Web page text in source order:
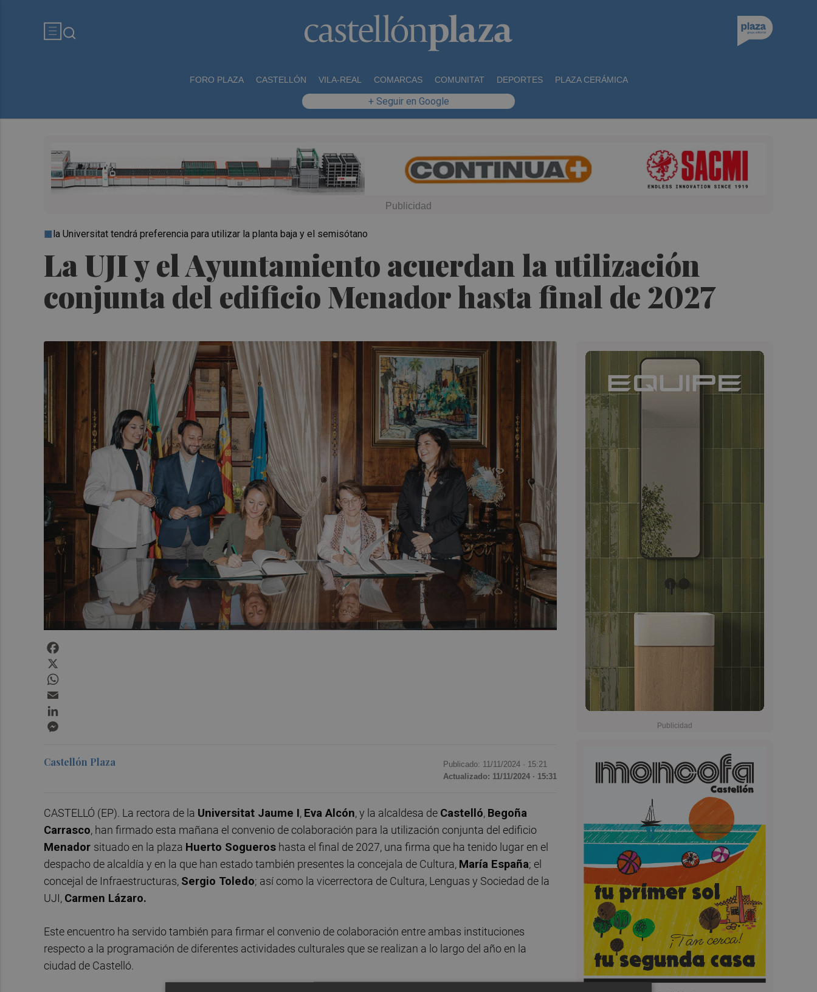
FORO PLAZA CASTELLÓN VILA-REAL COMARCAS COMUNITAT DEPORTES PLAZA CERÁMICA
+ Seguir en Google
La UJI y el Ayuntamiento acuerdan la utilización
conjunta del edificio Menador hasta final de 2027
la Universitat tendrá preferencia para utilizar la planta baja y el semisótano
Castellón Plaza Publicado: 11/11/2024 · 15:21
Actualizado: 11/11/2024 · 15:31
CASTELLÓ (EP). La rectora de la Universitat Jaume I, Eva Alcón, y la alcaldesa de Castelló, Begoña
Carrasco, han firmado esta mañana el convenio de colaboración para la utilización conjunta del edificio
Menador situado en la plaza Huerto Sogueros hasta el final de 2027, una firma que ha tenido lugar en el
despacho de alcaldía y en la que han estado también presentes la concejala de Cultura, María España; el
concejal de Infraestructuras, Sergio Toledo; así como la vicerrectora de Cultura, Lenguas y Sociedad de la
UJI, Carmen Lázaro.
Este encuentro ha servido también para firmar el convenio de colaboración entre ambas instituciones
respecto a la programación de diferentes actividades culturales que se realizan a lo largo del año en la
ciudad de Castelló.